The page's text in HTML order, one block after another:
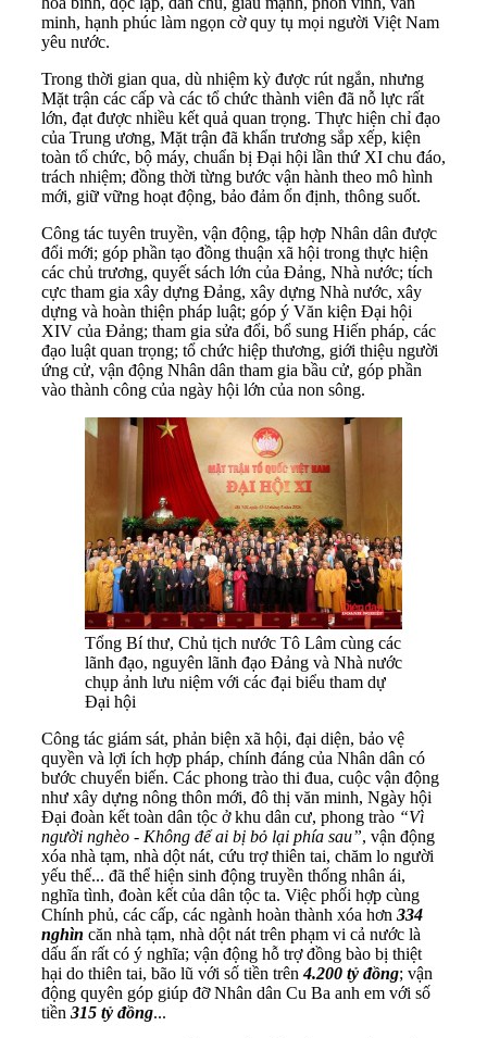
minh, hạnh phúc làm ngọn cờ quy tụ mọi người Việt Nam
yêu nước.
Trong thời gian qua, dù nhiệm kỳ được rút ngắn, nhưng
Mặt trận các cấp và các tổ chức thành viên đã nỗ lực rất
lớn, đạt được nhiều kết quả quan trọng. Thực hiện chỉ đạo
của Trung ương, Mặt trận đã khẩn trương sắp xếp, kiện
toàn tổ chức, bộ máy, chuẩn bị Đại hội lần thứ XI chu đáo,
trách nhiệm; đồng thời từng bước vận hành theo mô hình
mới, giữ vững hoạt động, bảo đảm ổn định, thông suốt.
Công tác tuyên truyền, vận động, tập hợp Nhân dân được
đổi mới; góp phần tạo đồng thuận xã hội trong thực hiện
các chủ trương, quyết sách lớn của Đảng, Nhà nước; tích
cực tham gia xây dựng Đảng, xây dựng Nhà nước, xây
dựng và hoàn thiện pháp luật; góp ý Văn kiện Đại hội
XIV của Đảng; tham gia sửa đổi, bổ sung Hiến pháp, các
đạo luật quan trọng; tổ chức hiệp thương, giới thiệu người
ứng cử, vận động Nhân dân tham gia bầu cử, góp phần
vào thành công của ngày hội lớn của non sông.
Tổng Bí thư, Chủ tịch nước Tô Lâm cùng các
lãnh đạo, nguyên lãnh đạo Đảng và Nhà nước
chụp ảnh lưu niệm với các đại biểu tham dự
Đại hội
Công tác giám sát, phản biện xã hội, đại diện, bảo vệ
quyền và lợi ích hợp pháp, chính đáng của Nhân dân có
bước chuyển biến. Các phong trào thi đua, cuộc vận động
như xây dựng nông thôn mới, đô thị văn minh, Ngày hội
Đại đoàn kết toàn dân tộc ở khu dân cư, phong trào “Vì
người nghèo - Không để ai bị bỏ lại phía sau”, vận động
xóa nhà tạm, nhà dột nát, cứu trợ thiên tai, chăm lo người
yếu thế... đã thể hiện sinh động truyền thống nhân ái,
nghĩa tình, đoàn kết của dân tộc ta. Việc phối hợp cùng
Chính phủ, các cấp, các ngành hoàn thành xóa hơn 334
nghìn căn nhà tạm, nhà dột nát trên phạm vi cả nước là
dấu ấn rất có ý nghĩa; vận động hỗ trợ đồng bào bị thiệt
hại do thiên tai, bão lũ với số tiền trên4.200 tỷ đồng; vận
động quyên góp giúp đỡ Nhân dân Cu Ba anh em với số
tiền 315 tỷ đồng...